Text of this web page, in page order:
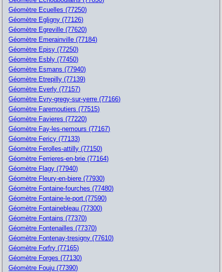
Géomètre Ecuelles (77250)
Géomètre Egligny (77126)
Géomètre Egreville (77620)
Géomètre Emerainville (77184)
Géomètre Episy (77250)
Géomètre Esbly (77450)
Géomètre Esmans (77940)
Géomètre Etrepilly (77139)
Géomètre Everly (77157)
Géomètre Evry-gregy-sur-yerre (77166)
Géomètre Faremoutiers (77515)
Géomètre Favieres (77220)
Géomètre Fay-les-nemours (77167)
Géomètre Fericy (77133)
Géomètre Ferolles-attilly (77150)
Géomètre Ferrieres-en-brie (77164)
Géomètre Flagy (77940)
Géomètre Fleury-en-biere (77930)
Géomètre Fontaine-fourches (77480)
Géomètre Fontaine-le-port (77590)
Géomètre Fontainebleau (77300)
Géomètre Fontains (77370)
Géomètre Fontenailles (77370)
Géomètre Fontenay-tresigny (77610)
Géomètre Forfry (77165)
Géomètre Forges (77130)
Géomètre Fouju (77390)